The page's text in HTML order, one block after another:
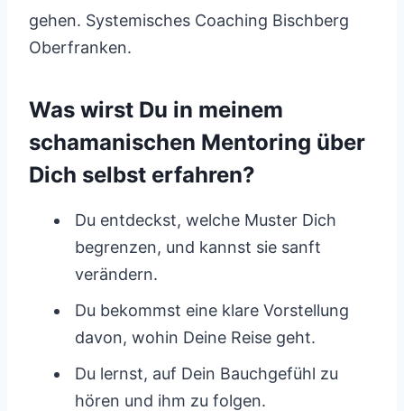
gehen. Systemisches Coaching Bischberg
Oberfranken.
Was wirst Du in meinem
schamanischen Mentoring über
Dich selbst erfahren?
Du entdeckst, welche Muster Dich
begrenzen, und kannst sie sanft
verändern.
Du bekommst eine klare Vorstellung
davon, wohin Deine Reise geht.
Du lernst, auf Dein Bauchgefühl zu
hören und ihm zu folgen.